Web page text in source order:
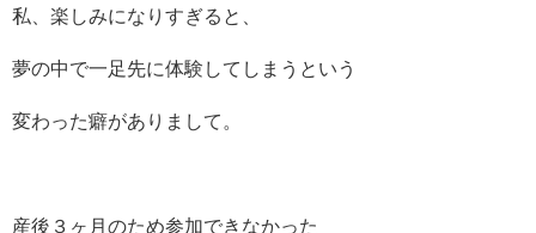
私、楽しみになりすぎると、
夢の中で一足先に体験してしまうという
変わった癖がありまして。
産後３ヶ月のため参加できなかった